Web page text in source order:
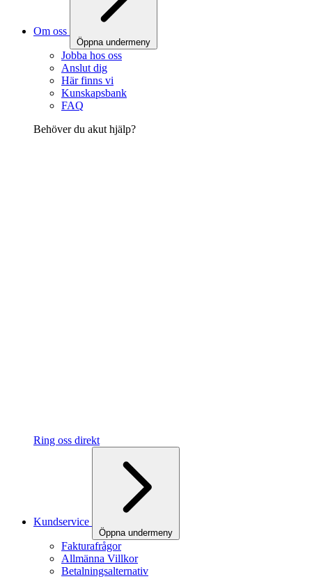
Om oss
Öppna undermeny
Jobba hos oss
Anslut dig
Här finns vi
Kunskapsbank
FAQ
Behöver du akut hjälp?
Ring oss direkt
Kundservice
Öppna undermeny
Fakturafrågor
Allmänna Villkor
Betalningsalternativ